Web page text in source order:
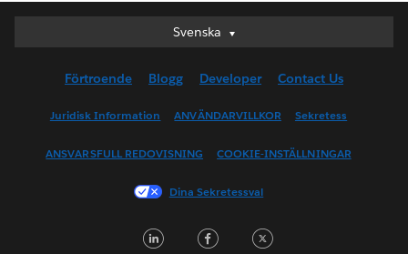
Svenska
Svenska
English (UK)
English (US)
Français (Canada)
Français (France)
日本語
Förtroende Blogg Developer Contact Us
Juridisk Information ANVÄNDARVILLKOR Sekretess
ANSVARSFULL REDOVISNING COOKIE-INSTÄLLNINGAR
Dina Sekretessval